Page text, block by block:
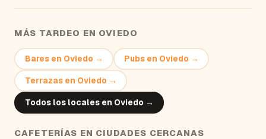
MÁS TARDEO EN OVIEDO
Baresen Oviedo → Pubsen Oviedo →
Terrazasen Oviedo →
Todos los locales en Oviedo →
CAFETERÍAS EN CIUDADES CERCANAS